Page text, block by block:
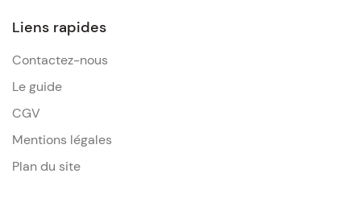
Liens rapides
Contactez-nous
Le guide
CGV
Mentions légales
Plan du site